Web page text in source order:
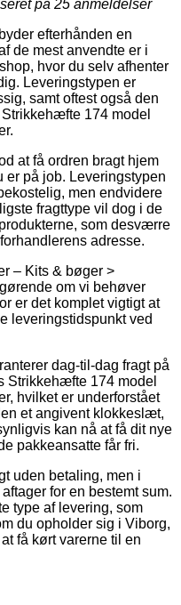
på 25 anmeldelser
efterhånden en
de mest anvendte er i
hvor du selv afhenter
Leveringstypen er
samt oftest også den
174 model
at få ordren bragt hjem
er på job. Leveringstypen
men endvidere
fragttype vil dog i de
som desværre
adresse.
– Kits & bøger >
om vi behøver
er det komplet vigtigt at
leveringstidspunkt ved
dag-til-dag fragt på
Strikkehæfte 174 model
hvilket er underforstået
et angivent klokkeslæt,
kan nå at få dit nye
pakkeansatte får fri.
uden betaling, men i
for en bestemt sum.
type af levering, som
du opholder sig i Viborg,
få kørt varerne til en